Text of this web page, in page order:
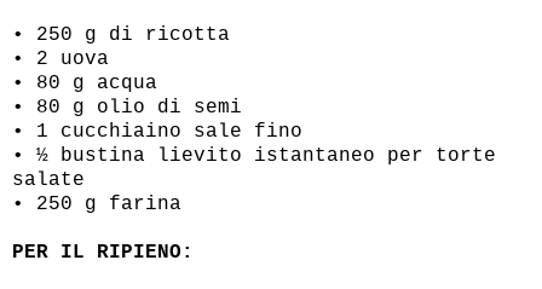
• 250 g di ricotta
• 2 uova
• 80 g acqua
• 80 g olio di semi
• 1 cucchiaino sale fino
• ½ bustina lievito istantaneo per torte
salate
• 250 g farina
PER IL RIPIENO: